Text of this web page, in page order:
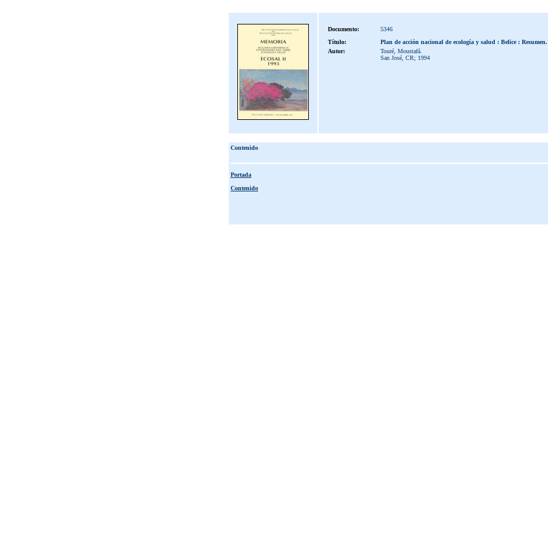
Documento:
5346
Título:
Plan de acción nacional de ecología y salud : Belice : Resumen.
Autor:
Touré, Moustafá.
San José, CR; 1994
Contenido
Portada
Contenido